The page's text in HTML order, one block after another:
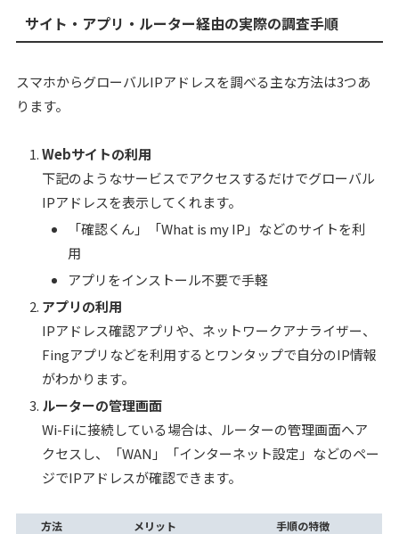
サイト・アプリ・ルーター経由の実際の調査手順
スマホからグローバルIPアドレスを調べる主な方法は3つあ
ります。
Webサイトの利用
下記のようなサービスでアクセスするだけでグローバル
IPアドレスを表示してくれます。
「確認くん」「What is my IP」などのサイトを利
用
アプリをインストール不要で手軽
アプリの利用
IPアドレス確認アプリや、ネットワークアナライザー、
Fingアプリなどを利用するとワンタップで自分のIP情報
がわかります。
ルーターの管理画面
Wi-Fiに接続している場合は、ルーターの管理画面へア
クセスし、「WAN」「インターネット設定」などのペー
ジでIPアドレスが確認できます。
方法 メリット
手順の特徴